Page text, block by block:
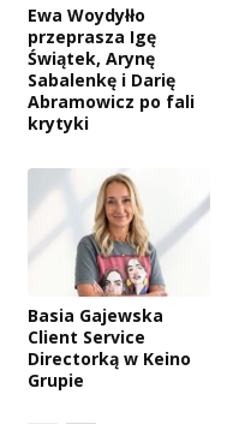
Ewa Woydyłło
przeprasza Igę
Świątek, Arynę
Sabalenkę i Darię
Abramowicz po fali
krytyki
Basia Gajewska
Client Service
Directorką w Keino
Grupie